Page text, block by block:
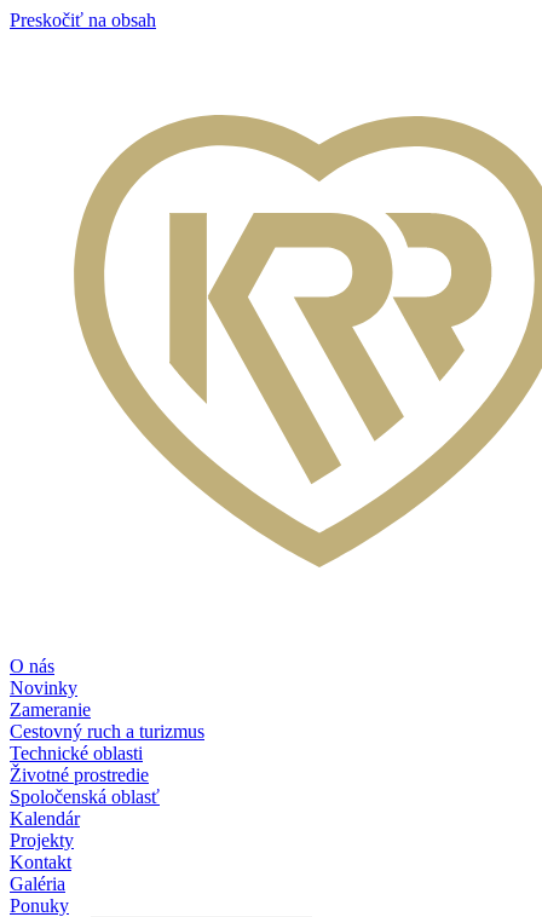
Preskočiť na obsah
O nás
Novinky
Zameranie
Cestovný ruch a turizmus
Technické oblasti
Životné prostredie
Spoločenská oblasť
Kalendár
Projekty
Kontakt
Galéria
Ponuky